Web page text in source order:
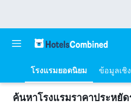
โรงแรมยอดนิยม ข้อมูลเชิ
ค้นหาโรงแรมราคาประหยั